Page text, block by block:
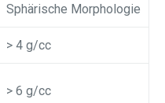
Sphärische Morphologie
> 4 g/cc
> 6 g/cc